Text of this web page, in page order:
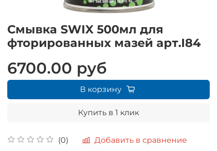
Смывка SWIX 500мл для
фторированных мазей арт.I84
(0) Добавить в сравнение
6700.00 руб
В корзину
Купить в 1 клик